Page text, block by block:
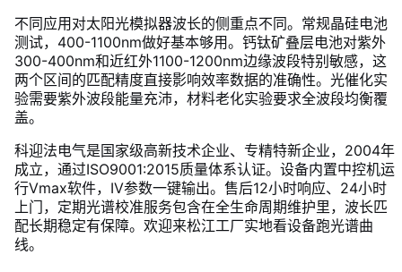
不同应用对太阳光模拟器波长的侧重点不同。常规晶硅电池
测试，400-1100nm做好基本够用。钙钛矿叠层电池对紫外
300-400nm和近红外1100-1200nm边缘波段特别敏感，这
两个区间的匹配精度直接影响效率数据的准确性。光催化实
验需要紫外波段能量充沛，材料老化实验要求全波段均衡覆
盖。
科迎法电气是国家级高新技术企业、专精特新企业，2004年
成立，通过ISO9001:2015质量体系认证。设备内置中控机运
行Vmax软件，IV参数一键输出。售后12小时响应、24小时
上门，定期光谱校准服务包含在全生命周期维护里，波长匹
配长期稳定有保障。欢迎来松江工厂实地看设备跑光谱曲
线。